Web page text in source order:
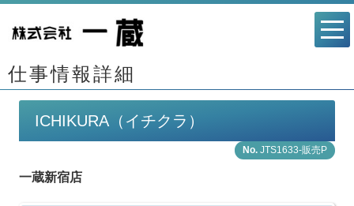
仕事情報詳細
ICHIKURA（イチクラ）
JTS1633-販売P
一蔵新宿店